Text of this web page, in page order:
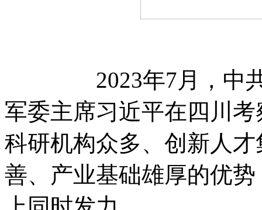
2023年7月，中共中
军委主席习近平在四川
科研机构众多、创新人
善、产业基础雄厚的优